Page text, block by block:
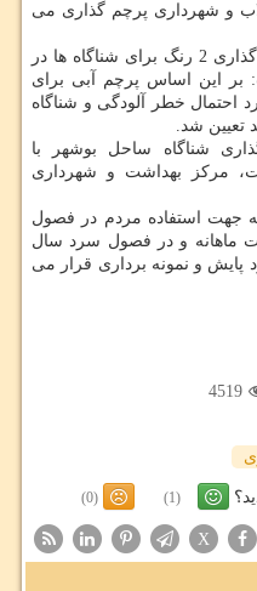
و شهرداری پرچم گذاری می
وی با اشاره به اینكه در طرح پرچم گذاری 2 رنگ برای شناگاه ها در
این اساس پرچم آبی برای
احتمال خطر آلودگی و شناگاه
تعیین شد.
شناگاه ساحل بوشهر با
مركز بهداشت و شهرداری
جهت استفاده مردم در فصول
ماهانه و در فصول سرد سال
و نمونه برداری قرار می
4519
(1)
(0)
X